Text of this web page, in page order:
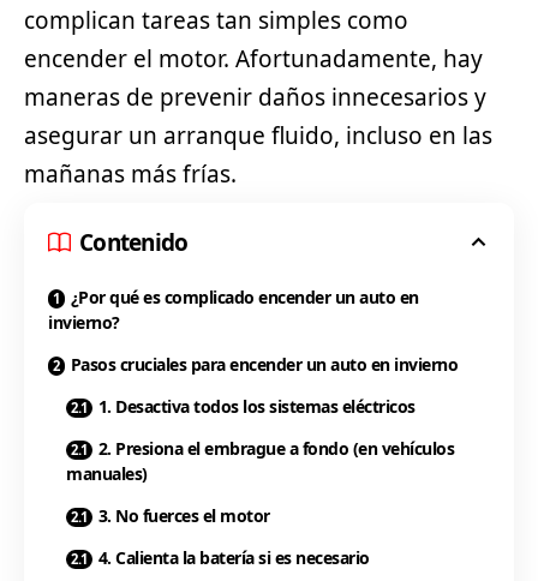
complican tareas tan simples como
encender el motor. Afortunadamente, hay
maneras de prevenir daños innecesarios y
asegurar un arranque fluido, incluso en las
mañanas más frías.
Contenido
¿Por qué es complicado encender un auto en
invierno?
Pasos cruciales para encender un auto en invierno
1. Desactiva todos los sistemas eléctricos
2. Presiona el embrague a fondo (en vehículos
manuales)
3. No fuerces el motor
4. Calienta la batería si es necesario